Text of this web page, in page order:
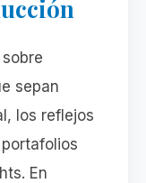
sepan
los reflejos
En